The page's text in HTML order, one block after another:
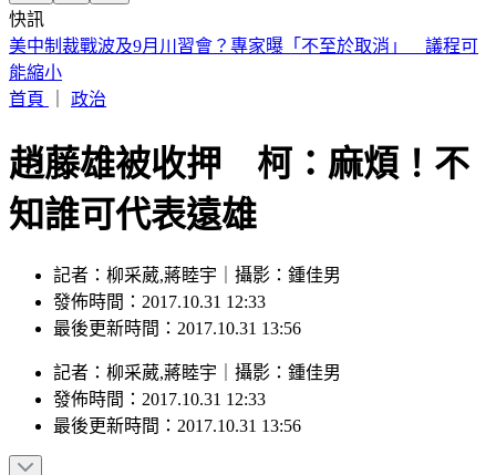
快訊
日職／陽岱鋼9/26引退！告別21年職棒生涯 門票開賣時間看
這
首頁
政治
趙藤雄被收押 柯：麻煩！不
知誰可代表遠雄
記者：柳采葳,蔣睦宇｜攝影：鍾佳男
發佈時間：2017.10.31 12:33
最後更新時間：2017.10.31 13:56
記者 ： 柳采葳,蔣睦宇 攝影 ： 鍾佳男
發佈時間： 2017.10.31 12:33
最後更新時間： 2017.10.31 13:56